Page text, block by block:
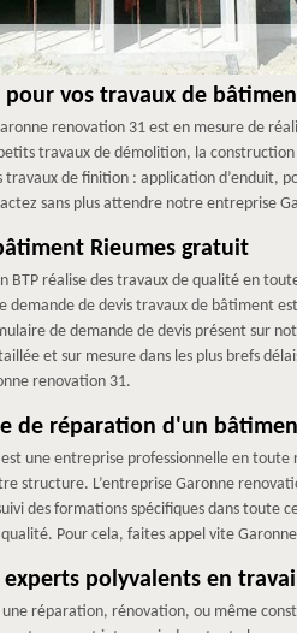
pour vos travaux de
renovation 31 est en mesure de
travaux de démolition, la
travaux de finition : application d’enduit,
sans plus attendre notre entreprise
Rieumes gratuit
BTP réalise des travaux de qualité en
demande de devis travaux de bâtiment
de demande de devis présent sur
et sur mesure dans les plus brefs
renovation 31.
de réparation d'un
une entreprise professionnelle en
structure. L’entreprise Garonne
des formations spécifiques dans
Pour cela, faites appel vite
polyvalents en
réparation, rénovation, ou même